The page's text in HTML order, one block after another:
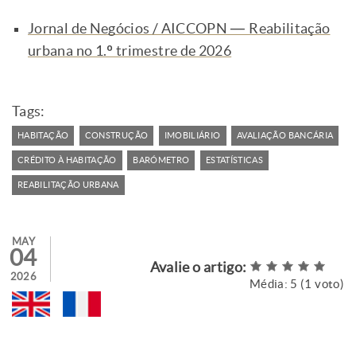
Jornal de Negócios / AICCOPN — Reabilitação
urbana no 1.º trimestre de 2026
Tags:
HABITAÇÃO CONSTRUÇÃO IMOBILIÁRIO AVALIAÇÃO BANCÁRIA
CRÉDITO À HABITAÇÃO BARÓMETRO ESTATÍSTICAS
REABILITAÇÃO URBANA
Avalie o artigo:
Média: 5 (1 voto)
MAY
04
2026